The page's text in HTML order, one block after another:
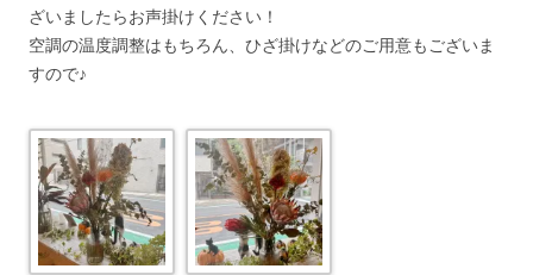
ざいましたらお声掛けください！
空調の温度調整はもちろん、ひざ掛けなどのご用意もございま
すので♪